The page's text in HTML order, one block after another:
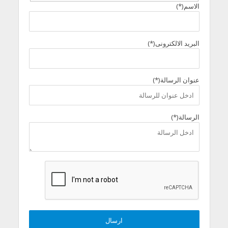
الاسم(*)
البريد الالكترونى(*)
عنوان الرسالة(*)
الرسالة(*)